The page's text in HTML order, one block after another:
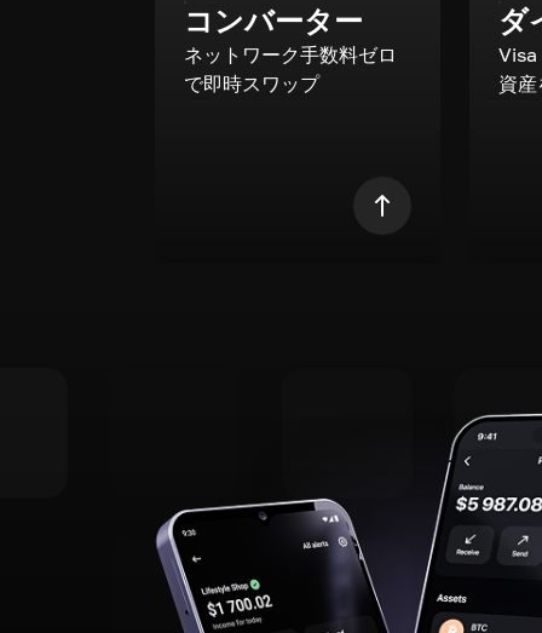
コンバーター
ネットワーク手数料ゼロ
で即時スワップ
ダ
資